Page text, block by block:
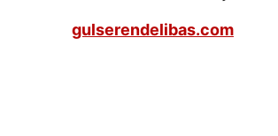
gulserendelibas.com